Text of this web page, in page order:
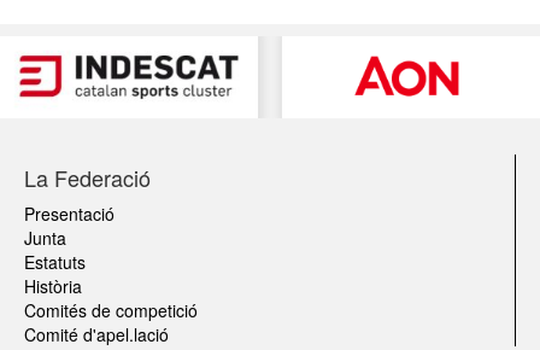
La Federació
Presentació
Junta
Estatuts
Història
Comités de competició
Comité d'apel.lació